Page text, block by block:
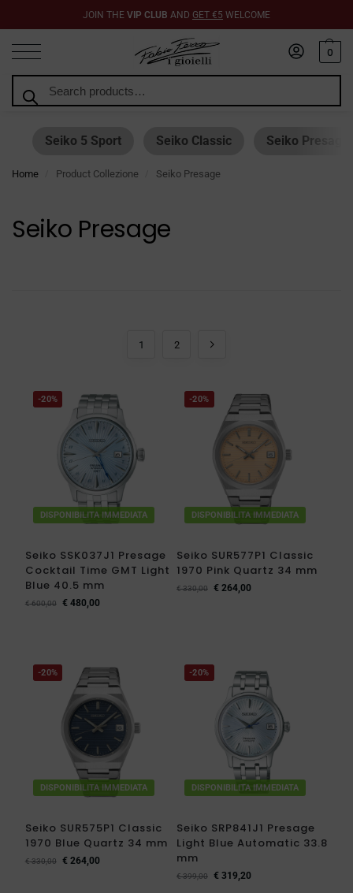
JOIN THE VIP CLUB AND GET €5 WELCOME
0
Seiko 5 Sport Seiko Classic Seiko Presage
Home Product Collezione Seiko Presage
Seiko Presage
1 2
-20%
DISPONIBILITA IMMEDIATA
Seiko SSK037J1 Presage
Cocktail Time GMT Light
Blue 40.5 mm
€600,00 € 480,00
-20%
DISPONIBILITA IMMEDIATA
Seiko SUR577P1 Classic
1970 Pink Quartz 34 mm
€330,00 € 264,00
-20%
DISPONIBILITA IMMEDIATA
Seiko SUR575P1 Classic
1970 Blue Quartz 34 mm
€330,00 € 264,00
-20%
DISPONIBILITA IMMEDIATA
Seiko SRP841J1 Presage
Light Blue Automatic 33.8
mm
€399,00 € 319,20